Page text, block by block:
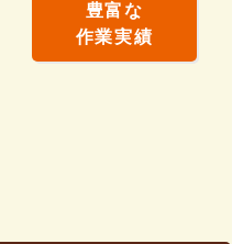
豊富な
作業実績